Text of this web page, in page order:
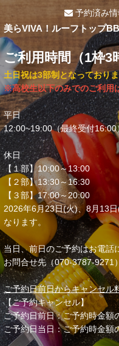
予約済み
美らVIVA！ルーフトップ
ご利用時間（1枠3
土日祝は3部制となっており
※高校生以下のみでのご利用
平日
12:00~19:00（最終受付16:00
休日
【１部】10:00～13:00
【２部】13:30～16:30
【３部】17:00～20:00
2026年6月23日(火)、8月13
なります。
当日、前日のご予約はお電話
お問合せ先（070-3787-9271）
ご予約日前日からキャンセル
【ご予約キャンセル】
ご予約日前日：ご予約時金額
ご予約日当日：ご予約時金額